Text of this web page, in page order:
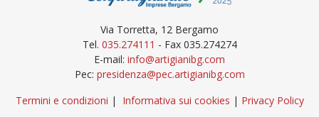
Via Torretta, 12 Bergamo
Tel. 035.274111 - Fax 035.274274
E-mail: info@artigianibg.com
Pec: presidenza@pec.artigianibg.com
Termini e condizioni | Informativa sui cookies | Privacy Policy